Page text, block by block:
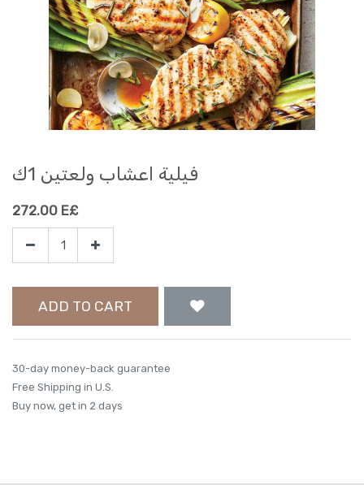
فيلية اعشاب ولعتين 1ك
272.00 E£
ADD TO CART
30-day money-back guarantee
Free Shipping in U.S.
Buy now, get in 2 days